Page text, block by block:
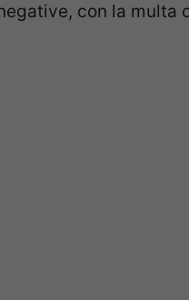
con la multa